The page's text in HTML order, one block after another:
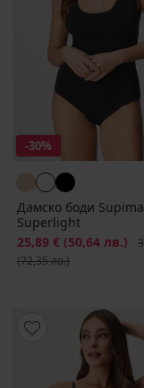
-30%
Дамско боди Supima
Superlight
Намаление
25,89 € (50,64 лв.)
(72,35 лв.)